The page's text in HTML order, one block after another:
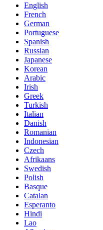
English
French
German
Portuguese
Spanish
Russian
Japanese
Korean
Arabic
Irish
Greek
Turkish
Italian
Danish
Romanian
Indonesian
Czech
Afrikaans
Swedish
Polish
Basque
Catalan
Esperanto
Hindi
Lao